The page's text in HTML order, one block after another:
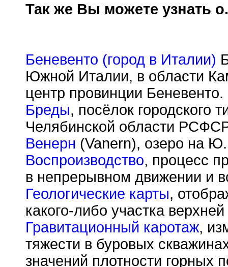
Так же Вы можете узнать
Беневенто (город в Италии)
Южной Италии, в области
центр провинции Беневенто.
Бреды, посёлок городского
Челябинской области
Венерн (Vanern), озеро на
Воспроизводство, процесс
в непрерывном движении и
Геологические карты,
какого-либо участка
Гравитационный каротаж,
тяжести в буровых
значений плотности горных